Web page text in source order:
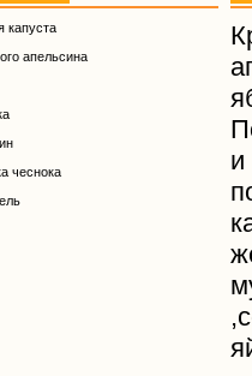
капуста
апельсина
чеснока